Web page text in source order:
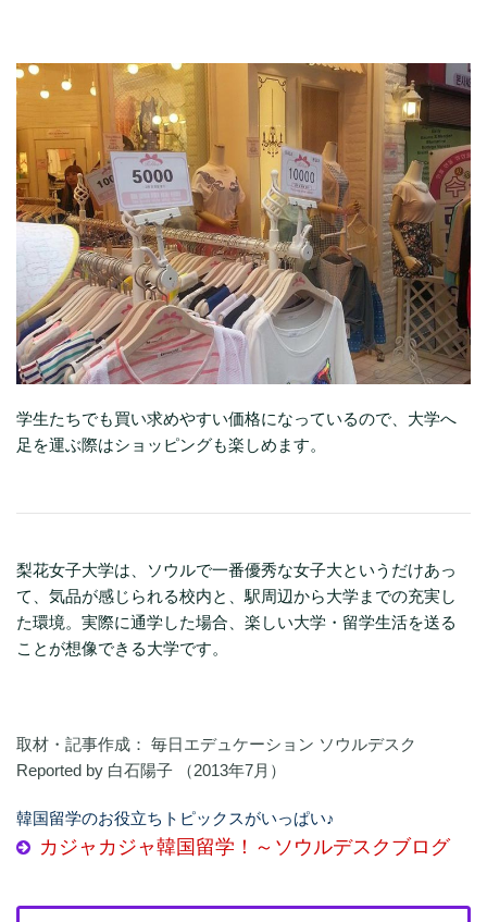
学生たちでも買い求めやすい価格になっているので、大学へ
足を運ぶ際はショッピングも楽しめます。
梨花女子大学は、ソウルで一番優秀な女子大というだけあっ
て、気品が感じられる校内と、駅周辺から大学までの充実し
た環境。実際に通学した場合、楽しい大学・留学生活を送る
ことが想像できる大学です。
取材・記事作成： 毎日エデュケーション ソウルデスク
Reported by 白石陽子 （2013年7月）
韓国留学のお役立ちトピックスがいっぱい♪
カジャカジャ韓国留学！～ソウルデスクブログ